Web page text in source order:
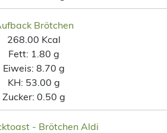
Brötchen
268.00 Kcal
Fett: 1.80 g
Eiweis: 8.70 g
KH: 53.00 g
Zucker: 0.50 g
- Brötchen Aldi